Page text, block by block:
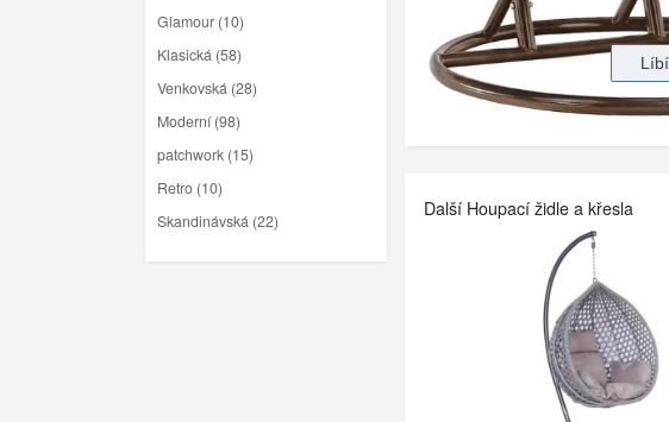
Glamour (10)
Klasická (58)
Venkovská (28)
Moderní (98)
patchwork (15)
Retro (10)
Skandinávská (22)
Další Houpací židle a křesla